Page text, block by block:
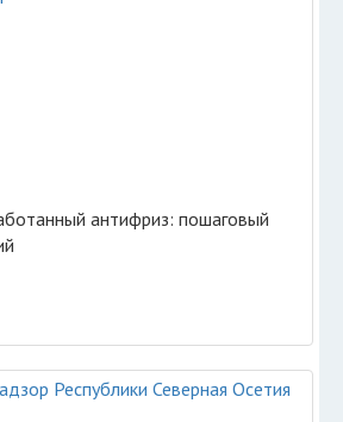
антифриз: пошаговый